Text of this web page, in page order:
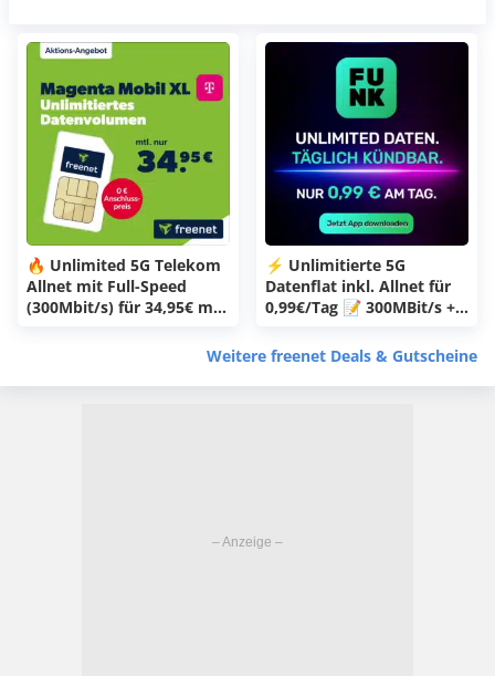
🔥 Unlimited 5G Telekom
Allnet mit Full-Speed
(300Mbit/s) für 34,95€ mtl.
(Telekom MagentaMobil
⚡️ Unlimitierte 5G
Datenflat inkl. Allnet für
0,99€/Tag 📝 300MBit/s +
(freenet FUNK im o2-Netz)
Weitere freenet Deals & Gutscheine